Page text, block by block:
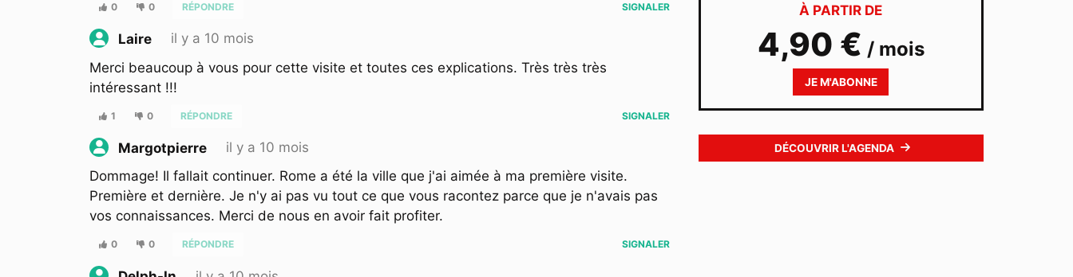
0 0 RÉPONDRE SIGNALER
Laire
il y a 10 mois
Merci beaucoup à vous pour cette visite et toutes ces explications. Très très très
intéressant !!!
1 0 RÉPONDRE SIGNALER
Margotpierre
il y a 10 mois
Dommage! Il fallait continuer. Rome a été la ville que j'ai aimée à ma première visite.
Première et dernière. Je n'y ai pas vu tout ce que vous racontez parce que je n'avais pas
vos connaissances. Merci de nous en avoir fait profiter.
0 0 RÉPONDRE SIGNALER
À PARTIR DE
4,90 € / mois
JE M'ABONNE
DÉCOUVRIR L'AGENDA